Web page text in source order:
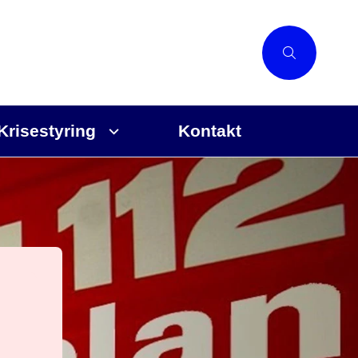
Kontakt